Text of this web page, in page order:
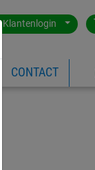
Klantenlogin
CONTACT